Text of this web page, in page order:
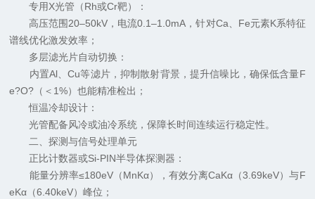
专用X光管（Rh或Cr靶）：
高压范围20–50kV，电流0.1–1.0mA，针对Ca、Fe元素K系特征
谱线优化激发效率；
多层滤光片自动切换：
内置Al、Cu等滤片，抑制散射背景，提升信噪比，确保低含量F
e?O?（＜1%）也能精准检出；
恒温冷却设计：
光管配备风冷或油冷系统，保障长时间连续运行稳定性。
二、探测与信号处理单元
正比计数器或Si-PIN半导体探测器：
能量分辨率≤180eV（MnKα），有效分离CaKα（3.69keV）与F
eKα（6.40keV）峰位；